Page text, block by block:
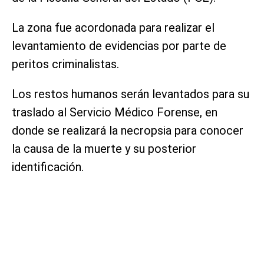
La zona fue acordonada para realizar el
levantamiento de evidencias por parte de
peritos criminalistas.
Los restos humanos serán levantados para su
traslado al Servicio Médico Forense, en
donde se realizará la necropsia para conocer
la causa de la muerte y su posterior
identificación.